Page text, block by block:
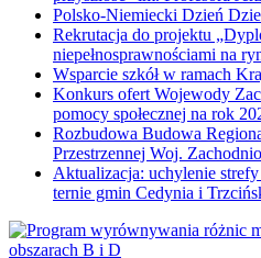
Polsko-Niemiecki Dzień
Rekrutacja do projektu
niepełnosprawnościami na
Wsparcie szkół w ramach
Konkurs ofert Wojewody
pomocy społecznej na rok
Rozbudowa Budowa
Przestrzennej Woj.
Aktualizacja: uchylenie
ternie gmin Cedynia i